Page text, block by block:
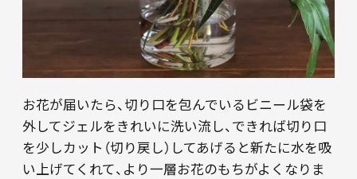
お花が届いたら、切り口を包んでいるビニール袋を
外してジェルをきれいに洗い流し、できれば切り口
を少しカット（切り戻し）してあげると新たに水を吸
い上げてくれて、より一層お花のもちがよくなりま